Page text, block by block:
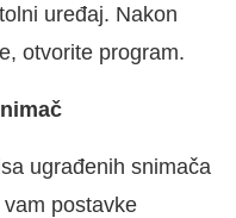
uređaj. Nakon
otvorite program.
ugrađenih snimača
postavke